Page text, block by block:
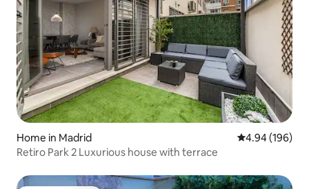
Home in Madrid 4.94 out of 5
4.94 (196)
Retiro Park 2 Luxurious house with terrace